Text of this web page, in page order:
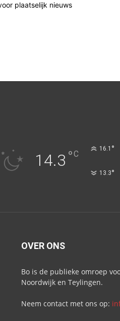
plaatselijk nieuws
14.3 °C
16.1 °
13.3°
OVER ONS
Bo is de publieke omroep
Noordwijk en Teylingen.
Neem contact met ons op: